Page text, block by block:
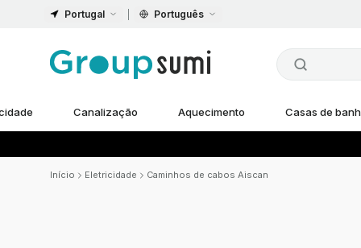
Portugal Português
Canalização Aquecimento Casas de
Início Eletricidade Caminhos de cabos Aiscan